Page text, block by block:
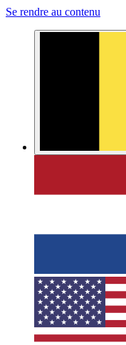
Se rendre au contenu